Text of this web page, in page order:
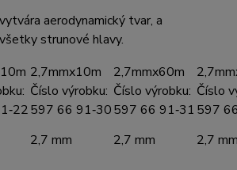
aerodynamický tvar, a
strunové hlavy.
2,7mmx10m
Číslo výrobku:
597 66 91‑30
2,7mmx60m
Číslo výrobku:
597 66 91‑31
Číslo
597
2,7 mm 2,7 mm
2,7